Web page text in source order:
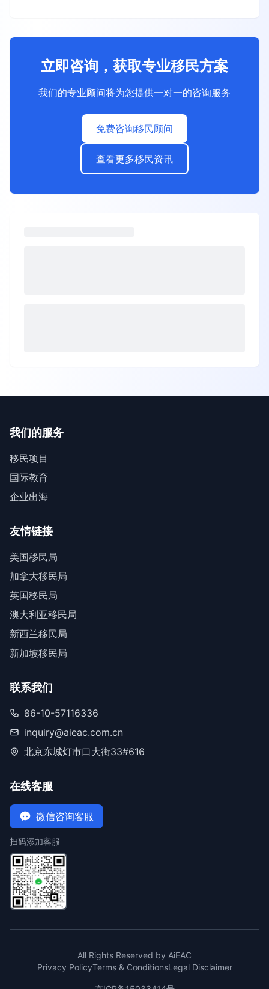
立即咨询，获取专业移民方案
我们的专业顾问将为您提供一对一的咨询服务
免费咨询移民顾问
查看更多移民资讯
我们的服务
移民项目
国际教育
企业出海
友情链接
美国移民局
加拿大移民局
英国移民局
澳大利亚移民局
新西兰移民局
新加坡移民局
联系我们
86-10-57116336
inquiry@aieac.com.cn
北京东城灯市口大街33#616
在线客服
微信咨询客服
扫码添加客服
All Rights Reserved by AiEAC
Privacy PolicyTerms & ConditionsLegal Disclaimer